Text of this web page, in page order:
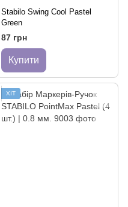
Stabilo Swing Cool Pastel
Green
87 грн
Купити
ХІТ